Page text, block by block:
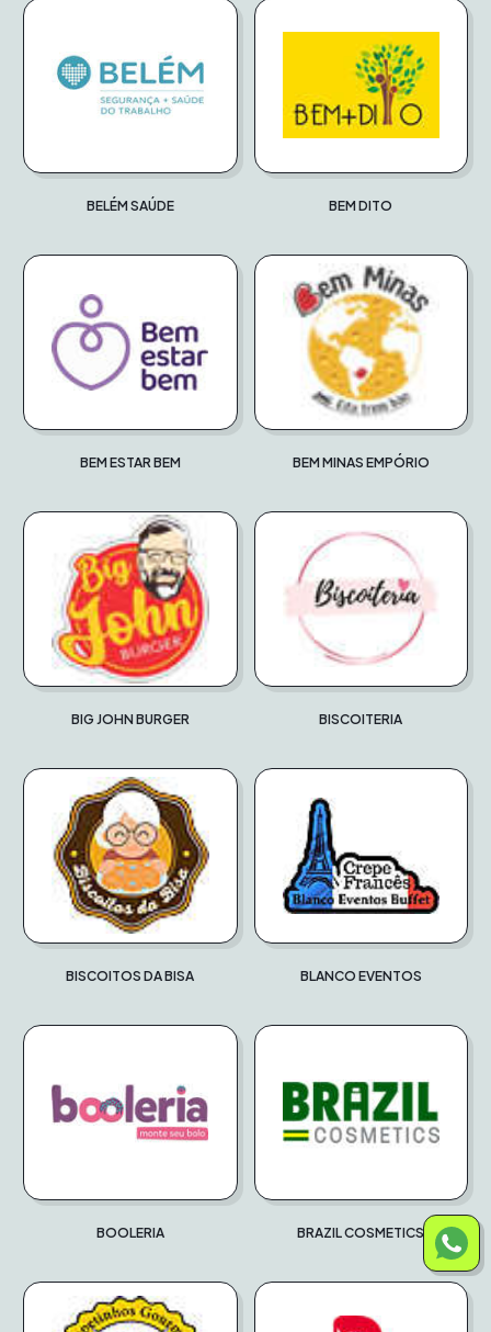
BELÉM SAÚDE BEM DITO
BEM ESTAR BEM BEM MINAS EMPÓRIO
BIG JOHN BURGER BISCOITERIA
BISCOITOS DA BISA BLANCO EVENTOS
BOOLERIA BRAZIL COSMETICS